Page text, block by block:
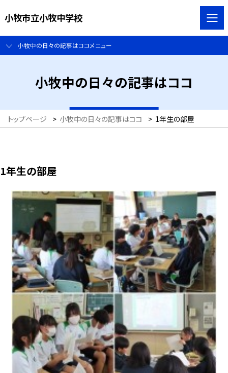
小牧市立小牧中学校
小牧中の日々の記事はココメニュー
小牧中の日々の記事はココ
トップページ > 小牧中の日々の記事はココ > 1年生の部屋
1年生の部屋